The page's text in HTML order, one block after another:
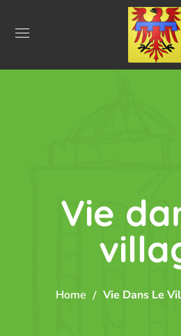
Vie
Home Vie Dans Le